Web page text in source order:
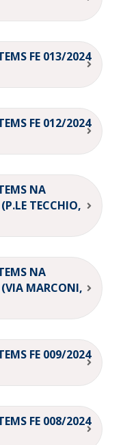
FE 013/2024
FE 012/2024
NA
TECCHIO,
NA
MARCONI,
FE 009/2024
FE 008/2024